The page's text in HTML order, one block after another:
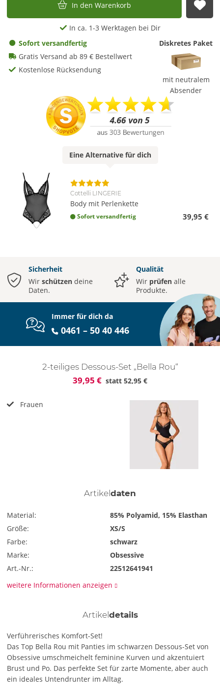
In den Warenkorb
In ca. 1-3 Werktagen bei Dir
Sofort versandfertig
Gratis Versand ab 89 € Bestellwert
Kostenlose Rücksendung
Diskretes Paket
mit neutralem
Absender
Eine Alternativefür dich
Cottelli LINGERIE
Body mit Perlenkette
Sofort versandfertig 39,95 €
Sicherheit
Wir schützen deine
Daten.
Qualität
Wir prüfen alle
Produkte.
Immer für dich da
0461 – 50 40 446
2-teiliges Dessous-Set „Bella Rou“
39,95 € statt 52,95 €
Frauen
Artikeldaten
Material:
85% Polyamid, 15% Elasthan
Größe:
XS/S
Farbe:
schwarz
Marke:
Obsessive
Art.-Nr.:
22512641941
weitere Informationen anzeigen
Artikeldetails
Verführerisches Komfort-Set!
Das Top Bella Rou mit Panties im schwarzen Dessous-Set von
Obsessive umschmeichelt feminine Kurven und akzentuiert
Brust und Po. Das perfekte Set für zarte Momente, aber auch
ein ideales Untendrunter im Alltag.